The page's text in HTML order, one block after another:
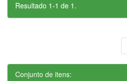
Resultado 1-1 de 1.
Conjunto de itens: